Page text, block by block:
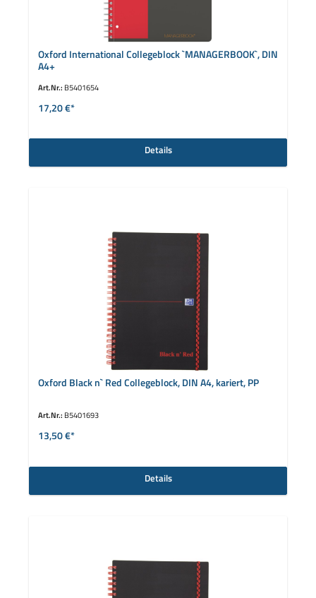
Oxford International Collegeblock `MANAGERBOOK`, DIN
A4+
Art.Nr.: B5401654
17,20 €*
Details
Oxford Black n` Red Collegeblock, DIN A4, kariert, PP
Art.Nr.: B5401693
13,50 €*
Details